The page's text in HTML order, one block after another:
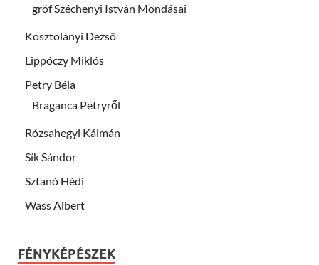
gróf Széchenyi István Mondásai
Kosztolányi Dezsö
Lippóczy Miklós
Petry Béla
Braganca Petryről
Rózsahegyi Kálmán
Sík Sándor
Sztanó Hédi
Wass Albert
FÉNYKÉPÉSZEK